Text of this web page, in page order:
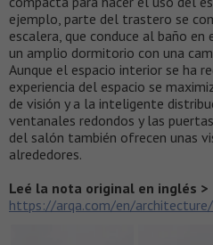
ejemplo, parte del trastero se
escalera, que conduce al baño
un amplio dormitorio con una
Aunque el espacio interior se ha
experiencia del espacio se
de visión y a la inteligente
ventanales redondos y las
del salón también ofrecen unas
alrededores.
Leé la nota original en inglés >
https://arqa.com/en/